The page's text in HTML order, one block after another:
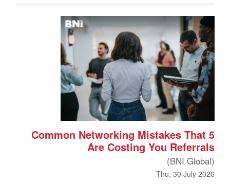
5 Common Networking Mistakes That
Are Costing You Referrals
(BNI Global)
Thu, 30 July 2026